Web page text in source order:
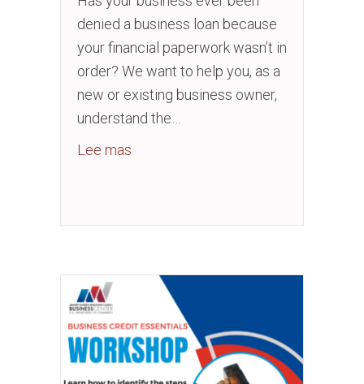
denied a business loan because
your financial paperwork wasn’t in
order? We want to help you, as a
new or existing business owner,
understand the…
Lee mas